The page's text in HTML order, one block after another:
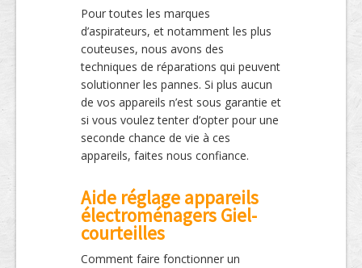
Pour toutes les marques
d’aspirateurs, et notamment les plus
couteuses, nous avons des
techniques de réparations qui peuvent
solutionner les pannes. Si plus aucun
de vos appareils n’est sous garantie et
si vous voulez tenter d’opter pour une
seconde chance de vie à ces
appareils, faites nous confiance.
Aide réglage appareils
électroménagers Giel-
courteilles
Comment faire fonctionner un